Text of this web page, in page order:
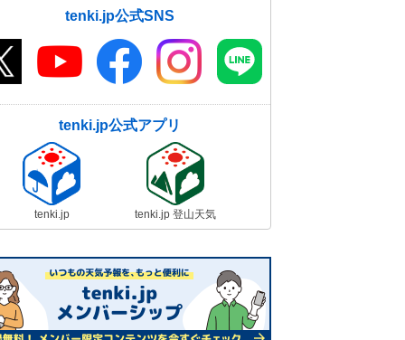
tenki.jp公式SNS
tenki.jp公式アプリ
tenki.jp tenki.jp 登山天気